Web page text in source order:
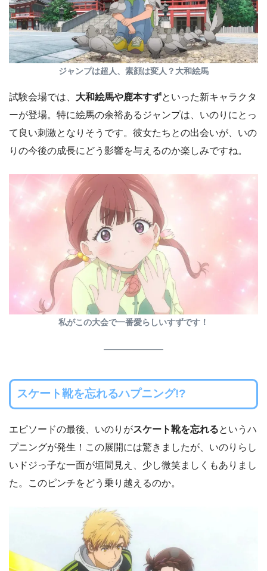
ジャンプは超人、素顔は変人？大和絵馬
試験会場では、 大和絵馬や鹿本すずといった新キャラクタ
ーが登場。特に絵馬の余裕あるジャンプは、いのりにとっ
て良い刺激となりそうです。彼女たちとの出会いが、いの
りの今後の成長にどう影響を与えるのか楽しみですね。
私がこの大会で一番愛らしいすずです！
スケート靴を忘れるハプニング!?
エピソードの最後、いのりがスケート靴を忘れるというハ
プニングが発生！この展開には驚きましたが、いのりらし
いドジっ子な一面が垣間見え、少し微笑ましくもありまし
た。このピンチをどう乗り越えるのか。